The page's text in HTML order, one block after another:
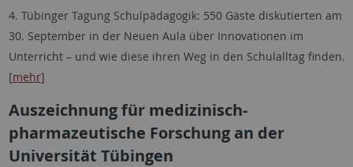
4. Tübinger Tagung Schulpädagogik: 550 Gäste diskutierten am
30. September in der Neuen Aula über Innovationen im
Unterricht – und wie diese ihren Weg in den Schulalltag finden.
[mehr]
Auszeichnung für medizinisch-
pharmazeutische Forschung an der
Universität Tübingen